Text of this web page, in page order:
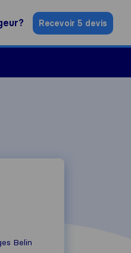
Recevoir 5 devis
Belin